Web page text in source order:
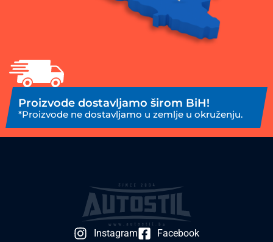
Proizvode dostavljamo širom BiH!
*Proizvode ne dostavljamo u zemlje u okruženju.
Instagram Facebook